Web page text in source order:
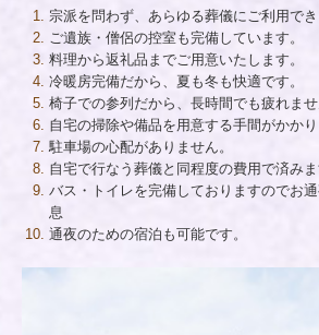
お供え物
斎場・会社案内
斎場案内
会社案内
宗派を問わず、あらゆる葬儀にご利用でき
ご遺族・僧侶の控室も完備しています。
料理から返礼品までご用意いたします。
冷暖房完備だから、夏も冬も快適です。
椅子での参列だから、長時間でも疲れませ
自宅の掃除や備品を用意する手間がかかり
駐車場の心配がありません。
自宅で行なう葬儀と同程度の費用で済みま
バス・トイレを完備しておりますのでお
息
通夜のための宿泊も可能です。